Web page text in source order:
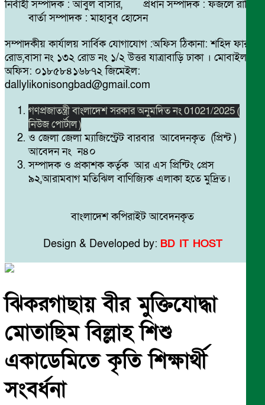
নির্বাহী সম্পাদক : আবুল বাসার, প্রধান সম্পাদক : ফজলে রাব্বি
বার্তা সম্পাদক : মাহাবুব হোসেন
সম্পাদকীয় কার্যালয় সার্বিক যোগাযোগ :অফিস ঠিকানা: শহিদ ফারুক
রোড,বাসা নং ১৩২ রোড নং ১/২ উত্তর যাত্রাবাড়ি ঢাকা । মোবাইল
অফিস: ০১৮৫৮৪১৬৮৭২ জিমেইল:
dallylikonisongbad@gmail.com
গণপ্রজাতন্ত্রী বাংলাদেশ সরকার অনুমদিত নং 01021/2025 (
নিউজ পোর্টাল )
ও জেলা জেলা ম্যাজিস্ট্রেট বারবার আবেদনকৃত (প্রিন্ট )
আবেদন নং ন৪০
সম্পাদক ও প্রকাশক কর্তৃক আর এস প্রিন্টিং প্রেস
৯২,আরামবাগ মতিঝিল বাণিজ্যিক এলাকা হতে মুদ্রিত।
বাংলাদেশ কপিরাইট আবেদনকৃত
Design & Developed by: BD IT HOST
ঝিকরগাছায় বীর মুক্তিযোদ্ধা
মোতাছিম বিল্লাহ শিশু
একাডেমিতে কৃতি শিক্ষার্থী
সংবর্ধনা